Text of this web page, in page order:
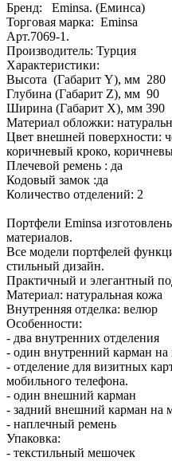
Бренд: Eminsa. (Еминса)
Торговая марка: Eminsa
Арт.7069-1.
Производитель: Турция
Характеристики:
Высота (Габарит Y), мм 280
Глубина (Габарит Z), мм 90
Ширина (Габарит X), мм 390
Материал обложки:
Цвет внешней поверхности:
коричневый кроко,
Плечевой ремень : да
Кодовый замок :да
Количество отделений: 2
Портфели Eminsa
материалов.
Все модели портфелей
стильный дизайн.
Практичный и элегантный
Материал: натуральная кожа
Внутренняя отделка: велюр
Особенности:
- два внутренних отделения
- один внутренний карман
- отделение для визитных
мобильного телефона.
- один внешний карман
- задний внешний карман на
- наплечный ремень
Упаковка:
- текстильный мешочек